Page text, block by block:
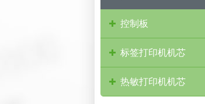
控制板
标签打印机机芯
热敏打印机机芯